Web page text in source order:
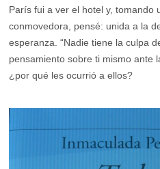
París fui a ver el hotel y, tomando
conmovedora, pensé: unida a la
esperanza. “Nadie tiene la culpa
pensamiento sobre ti mismo ante
¿por qué les ocurrió a ellos?